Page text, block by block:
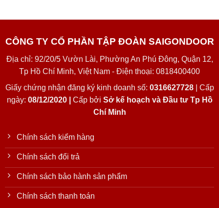
CÔNG TY CỔ PHẦN TẬP ĐOÀN SAIGONDOOR
Địa chỉ: 92/20/5 Vườn Lài, Phường An Phú Đông, Quận 12,
Tp Hồ Chí Minh, Việt Nam - Điện thoại: 0818400400
Giấy chứng nhận đăng ký kinh doanh số: 0316627728| Cấp
ngày: 08/12/2020 | Cấp bởi Sở kế hoạch và Đầu tư Tp Hồ
Chí Minh
Chính sách kiểm hàng
Chính sách đổi trả
Chính sách bảo hành sản phẩm
Chính sách thanh toán